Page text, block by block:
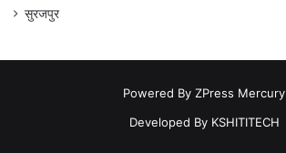
सुरजपुर
Powered By ZPress Mercury
Developed By KSHITITECH